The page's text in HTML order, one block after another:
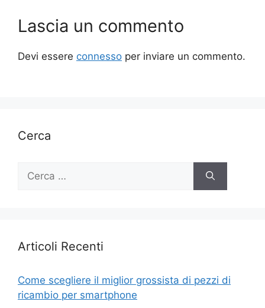
Lascia un commento
Devi essere connesso per inviare un commento.
Cerca
per:
Articoli Recenti
Come scegliere il miglior grossista di pezzi di
ricambio per smartphone